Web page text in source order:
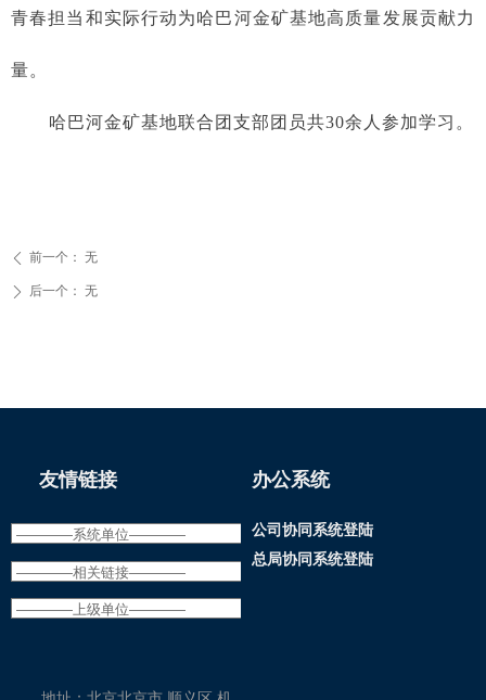
青春担当和实际行动为哈巴河金矿基地高质量发展贡献力
量。
哈巴河金矿基地联合团支部团员共30余人参加学习。
ꄴ 前一个： 无
ꄲ 后一个： 无
友情链接 办公系统
公司协同系统登陆
总局协同系统登陆